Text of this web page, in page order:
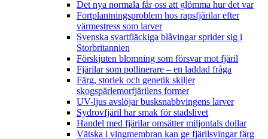
Det nya normala får oss att glömma hur det var
Fortplantningsproblem hos rapsfjärilar efter
värmestress som larver
Svenska svartfläckiga blåvingar sprider sig i
Storbritannien
Förskjuten blomning som försvar mot fjäril
Fjärilar som pollinerare – en laddad fråga
Färg, storlek och genetik skiljer
skogspärlemorfjärilens former
UV-ljus avslöjar busksnabbvingens larver
Sydrovfjäril har smak för stadslivet
Handel med fjärilar omsätter miljontals dollar
Vätska i vingmembran kan ge fjärilsvingar färg